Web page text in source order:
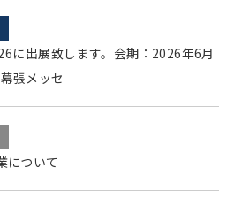
出展致します。会期：2026年6月
張メッセ
について